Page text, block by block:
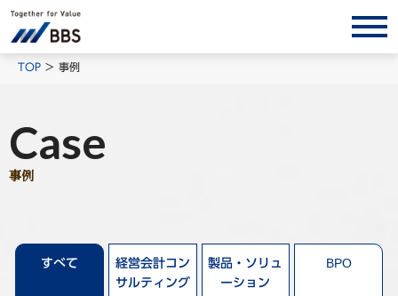
サービス/ソリューション
ホワイトペーパー
調査レポート
TOP 事例
Case
事例
すべて
経営会計コン
サルティング
製品・ソリュ
ーション
BPO